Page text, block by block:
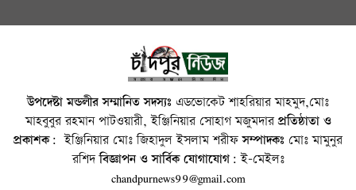
উপদেষ্টা মন্ডলীর সম্মানিত সদস্যঃ এডভোকেট শাহরিয়ার মাহমুদ,মোঃ
মাহবুবুর রহমান পাটওয়ারী, ইঞ্জিনিয়ার সোহাগ মজুমদারপ্রতিষ্ঠাতা ও
প্রকাশক: ইঞ্জিনিয়ার মোঃ জিহাদুল ইসলাম শরীফসম্পাদকঃ মোঃ মামুনুর
রশিদবিজ্ঞাপন ও সার্বিক যোগাযোগ: ই-মেইলঃ
chandpurnews99@gmail.com